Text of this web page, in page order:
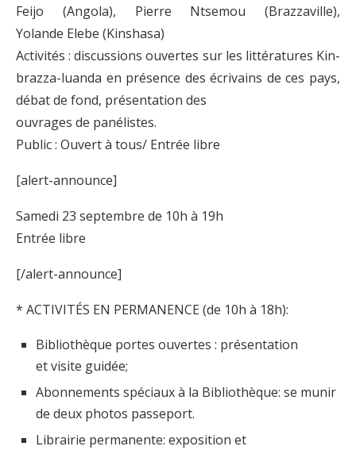
Feijo (Angola), Pierre Ntsemou (Brazzaville),
Yolande Elebe (Kinshasa)
Activités : discussions ouvertes sur les littératures Kin-
brazza-luanda en présence des écrivains de ces pays,
débat de fond, présentation des
ouvrages de panélistes.
Public : Ouvert à tous/ Entrée libre
[alert-announce]
Samedi 23 septembre de 10h à 19h
Entrée libre
[/alert-announce]
* ACTIVITÉS EN PERMANENCE (de 10h à 18h):
Bibliothèque portes ouvertes : présentation
et visite guidée;
Abonnements spéciaux à la Bibliothèque: se munir
de deux photos passeport.
Librairie permanente: exposition et